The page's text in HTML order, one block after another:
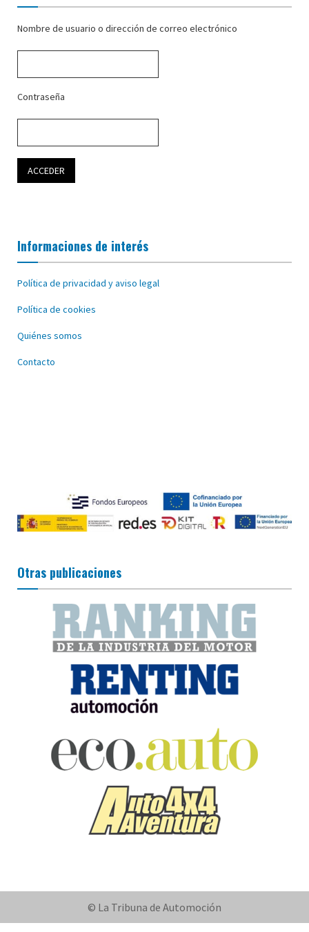
Nombre de usuario o dirección de correo electrónico
Contraseña
Informaciones de interés
Política de privacidad y aviso legal
Política de cookies
Quiénes somos
Contacto
Otras publicaciones
© La Tribuna de Automoción